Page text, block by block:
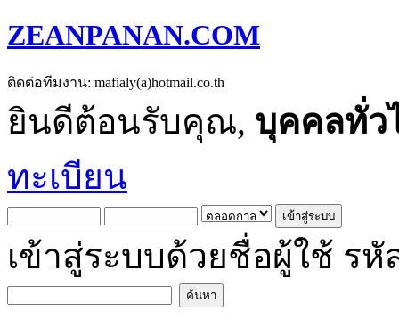
ZEANPANAN.COM
ติดต่อทีมงาน: mafialy(a)hotmail.co.th
ยินดีต้อนรับคุณ, บุคคลทั่ว
ทะเบียน
เข้าสู่ระบบด้วยชื่อผู้ใช้ รหั